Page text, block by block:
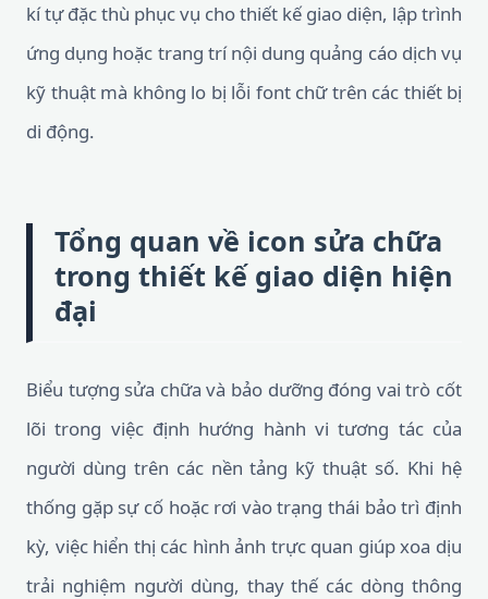
kí tự đặc thù phục vụ cho thiết kế giao diện, lập trình
ứng dụng hoặc trang trí nội dung quảng cáo dịch vụ
kỹ thuật mà không lo bị lỗi font chữ trên các thiết bị
di động.
Tổng quan về icon sửa chữa
trong thiết kế giao diện hiện
đại
Biểu tượng sửa chữa và bảo dưỡng đóng vai trò cốt
lõi trong việc định hướng hành vi tương tác của
người dùng trên các nền tảng kỹ thuật số. Khi hệ
thống gặp sự cố hoặc rơi vào trạng thái bảo trì định
kỳ, việc hiển thị các hình ảnh trực quan giúp xoa dịu
trải nghiệm người dùng, thay thế các dòng thông